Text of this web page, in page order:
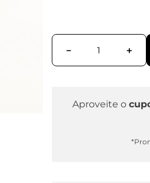
＋
－
Aproveite o